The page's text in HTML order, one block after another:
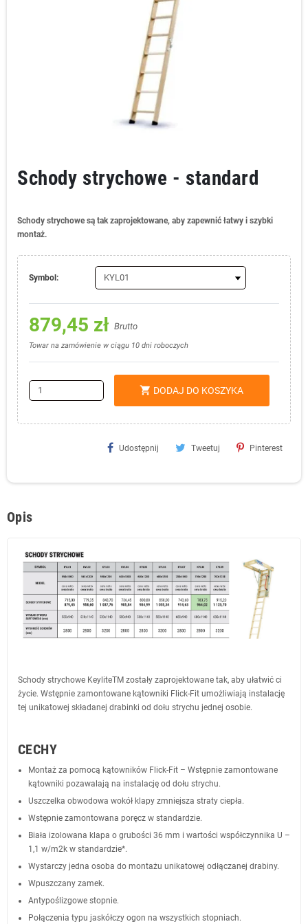
Schody strychowe - standard
Schody strychowe są tak zaprojektowane, aby zapewnić łatwy i szybki
montaż.
Symbol:
879,45 zł Brutto
Towar na zamówienie w ciągu 10 dni roboczych
shopping_cart DODAJ DO KOSZYKA
Udostępnij Tweetuj Pinterest
Opis
Schody strychowe KeyliteTM zostały zaprojektowane tak, aby ułatwić ci
życie. Wstępnie zamontowane kątowniki Flick-Fit umożliwiają instalację
tej unikatowej składanej drabinki od dołu strychu jednej osobie.
CECHY
Montaż za pomocą kątowników Flick-Fit – Wstępnie zamontowane
kątowniki pozawalają na instalację od dołu strychu.
Uszczelka obwodowa wokół klapy zmniejsza straty ciepła.
Wstępnie zamontowana poręcz w standardzie.
Biała izolowana klapa o grubości 36 mm i wartości współczynnika U –
1,1 w/m2k w standardzie*.
Wystarczy jedna osoba do montażu unikatowej odłączanej drabiny.
Wpuszczany zamek.
Antypoślizgowe stopnie.
Połączenia typu jaskółczy ogon na wszystkich stopniach.